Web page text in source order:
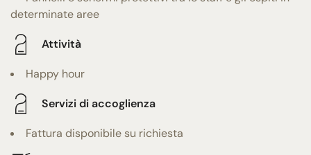
determinate aree
Attività
Happy hour
Servizi di accoglienza
Fattura disponibile su richiesta